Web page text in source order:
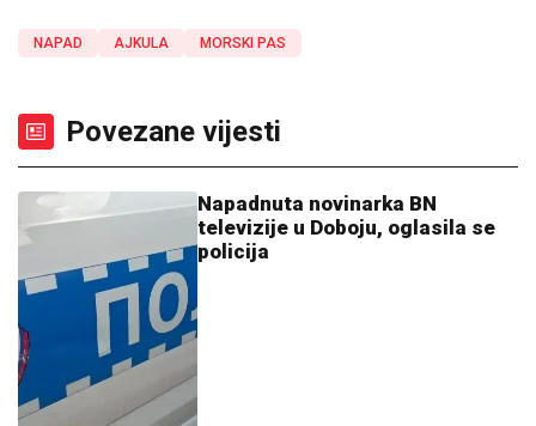
NAPAD AJKULA MORSKI PAS
Povezane vijesti
Napadnuta novinarka BN
televizije u Doboju, oglasila se
policija